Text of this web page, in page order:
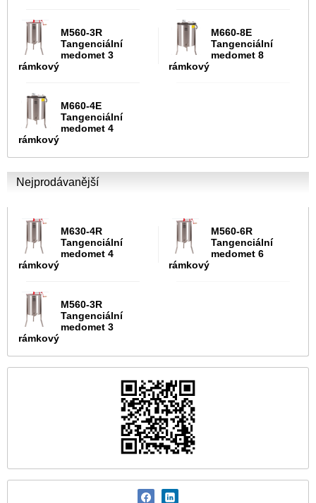
M560-3R
Tangenciální
medomet 3
rámkový
M660-8E
Tangenciální
medomet 8
rámkový
M660-4E
Tangenciální
medomet 4
rámkový
Nejprodávanější
M630-4R
Tangenciální
medomet 4
rámkový
M560-6R
Tangenciální
medomet 6
rámkový
M560-3R
Tangenciální
medomet 3
rámkový